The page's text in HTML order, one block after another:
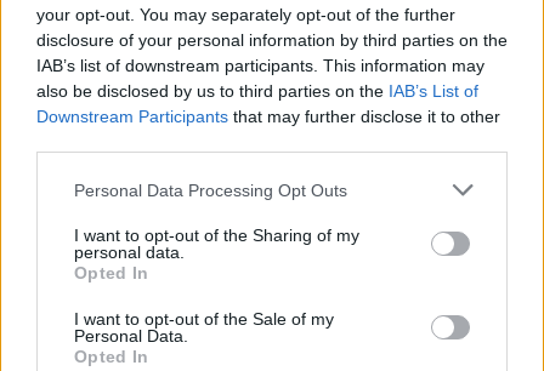
your opt-out. You may separately opt-out of the further
disclosure of your personal information by third parties on the
IAB’s list of downstream participants. This information may
also be disclosed by us to third parties on the IAB’s List of
Downstream Participants that may further disclose it to other
Personal Data Processing Opt Outs
I want to opt-out of the Sharing of my
personal data.
Opted In
I want to opt-out of the Sale of my
Personal Data.
Opted In
Les bénéfices d’un spathiphyllum en
bonne santé
Le spathiphyllum n’est pas juste une jolie plante verte.
Il a bien plus à offrir !
Floraison : À quoi vous attendre lors de la
floraison de votre spathiphyllum ?